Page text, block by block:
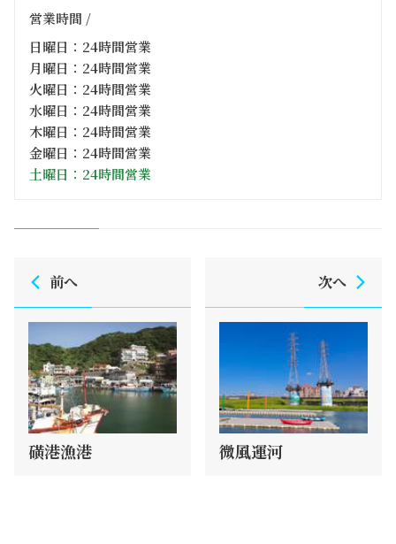
営業時間 /
日曜日：24時間営業
月曜日：24時間営業
火曜日：24時間営業
水曜日：24時間営業
木曜日：24時間営業
金曜日：24時間営業
土曜日：24時間営業
前へ
磺港漁港
次へ
微風運河